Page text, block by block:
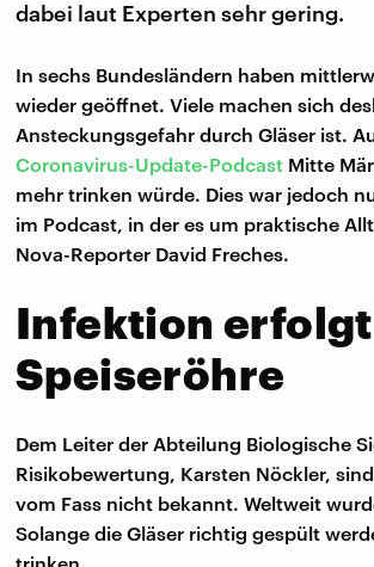
dabei laut Experten sehr gering.
In sechs Bundesländern haben
wieder geöffnet. Viele machen sich
Ansteckungsgefahr durch Gläser ist.
Coronavirus-Update-Podcast Mitte
mehr trinken würde. Dies war jedoch
im Podcast, in der es um praktische
Nova-Reporter David Freches.
Infektion
Speiseröhre
Dem Leiter der Abteilung Biologische
Risikobewertung, Karsten Nöckler,
vom Fass nicht bekannt. Weltweit
Solange die Gläser richtig gespült